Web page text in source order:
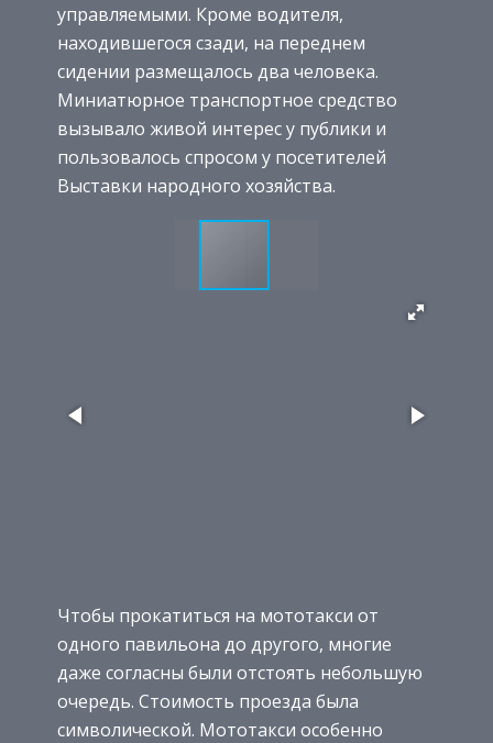
управляемыми. Кроме водителя,
находившегося сзади, на переднем
сидении размещалось два человека.
Миниатюрное транспортное средство
вызывало живой интерес у публики и
пользовалось спросом у посетителей
Выставки народного хозяйства.
Чтобы прокатиться на мототакси от
одного павильона до другого, многие
даже согласны были отстоять небольшую
очередь. Стоимость проезда была
символической. Мототакси особенно